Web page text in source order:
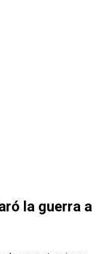
la guerra a